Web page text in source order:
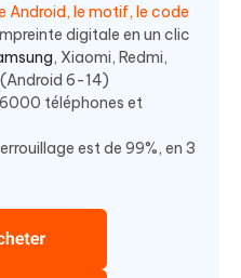
Android, le motif, le code
digitale en un clic
, Xiaomi, Redmi,
6-14)
téléphones et
est de 99%, en 3